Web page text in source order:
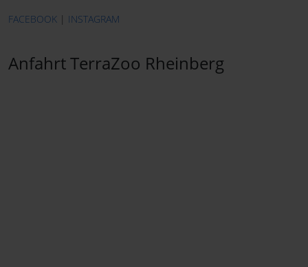
FACEBOOK | INSTAGRAM
Anfahrt TerraZoo Rheinberg